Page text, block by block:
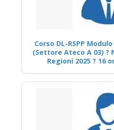
Corso DL-RSPP
(Settore Ateco A 03) ?
Regioni 2025 ? 16